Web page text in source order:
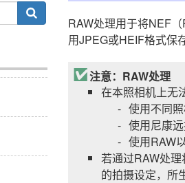
RAW处理用于将NEF
用JPEG或HEIF格式保
注意：RAW处理
在本照相机上无
使用不同
使用尼康
使用RAW
若通过RAW处
的拍摄设定，所